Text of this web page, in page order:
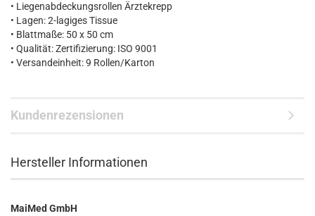
• Liegenabdeckungsrollen Ärztekrepp
• Lagen: 2-lagiges Tissue
• Blattmaße: 50 x 50 cm
• Qualität: Zertifizierung: ISO 9001
• Versandeinheit: 9 Rollen/Karton
Kundenrezensionen
Hersteller Informationen
MaiMed GmbH